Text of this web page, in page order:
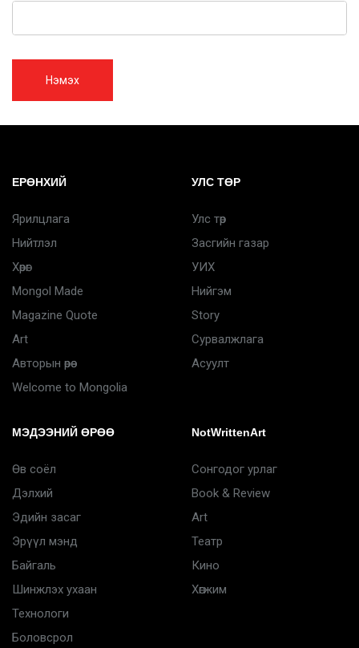
Нэмэх
ЕРӨНХИЙ
Ярилцлага
Нийтлэл
Хөрөг
Mongol Made
Magazine Quote
Art
Авторын өрөө
Welcome to Mongolia
УЛС ТӨР
Улс төр
Засгийн газар
УИХ
Нийгэм
Story
Сурвалжлага
Асуулт
МЭДЭЭНИЙ ӨРӨӨ
Өв соёл
Дэлхий
Эдийн засаг
Эрүүл мэнд
Байгаль
Шинжлэх ухаан
Технологи
Боловсрол
NotWrittenArt
Сонгодог урлаг
Book & Review
Art
Театр
Кино
Хөгжим